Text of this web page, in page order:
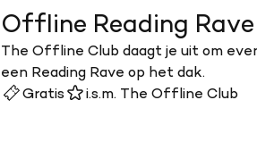
Offline Reading Rave
Gratis i.s.m. The Offline Club
The Offline Club daagt je uit om
een Reading Rave op het dak.